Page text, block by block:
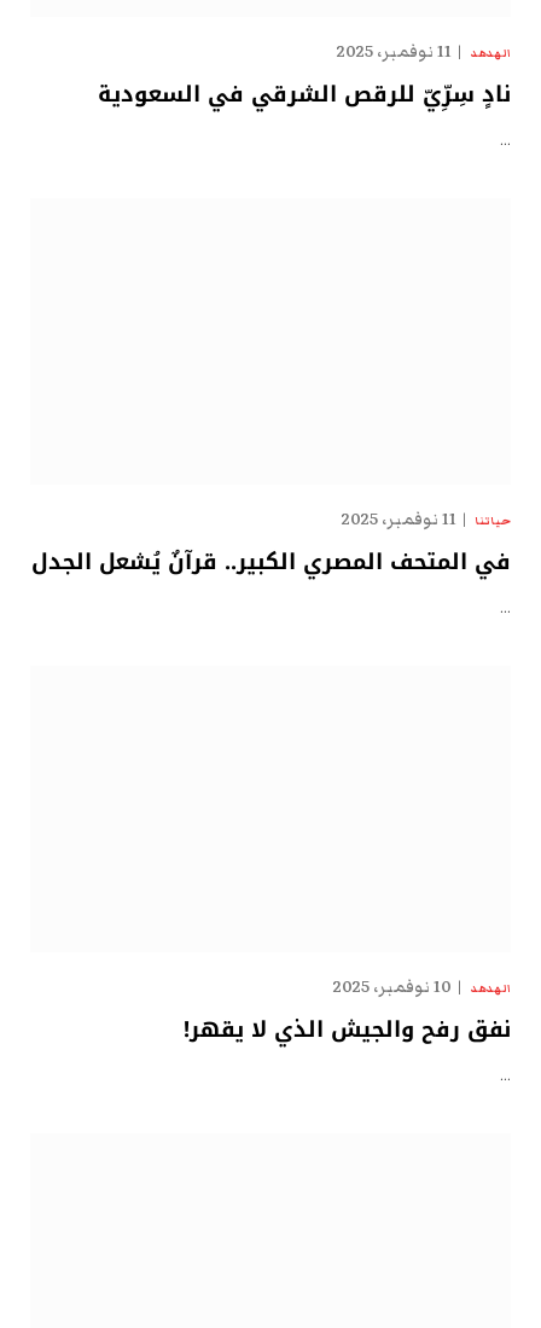
الهدهد 11 نوفمبر، 2025
نادٍ سِرِّيّ للرقص الشرقي في السعودية
…
حياتنا 11 نوفمبر، 2025
في المتحف المصري الكبير.. قرآنٌ يُشعل الجدل
…
الهدهد 10 نوفمبر، 2025
نفق رفح والجيش الذي لا يقهر!
…